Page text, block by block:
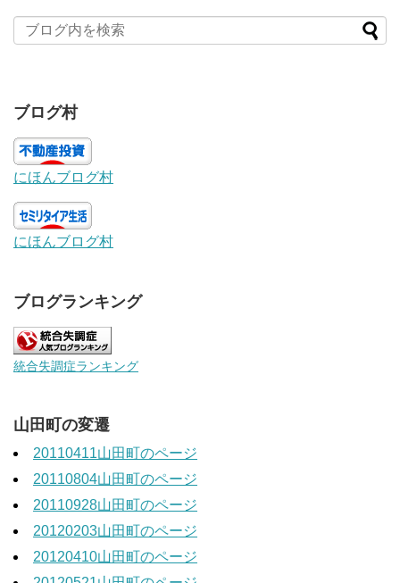
ブログ村
にほんブログ村
にほんブログ村
ブログランキング
統合失調症ランキング
山田町の変遷
20110411山田町のページ
20110804山田町のページ
20110928山田町のページ
20120203山田町のページ
20120410山田町のページ